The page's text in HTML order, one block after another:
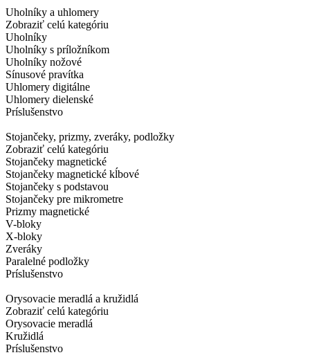
Uholníky a uhlomery
Zobraziť celú kategóriu
Uholníky
Uholníky s príložníkom
Uholníky nožové
Sínusové pravítka
Uhlomery digitálne
Uhlomery dielenské
Príslušenstvo
Stojančeky, prizmy, zveráky, podložky
Zobraziť celú kategóriu
Stojančeky magnetické
Stojančeky magnetické kĺbové
Stojančeky s podstavou
Stojančeky pre mikrometre
Prizmy magnetické
V-bloky
X-bloky
Zveráky
Paralelné podložky
Príslušenstvo
Orysovacie meradlá a kružidlá
Zobraziť celú kategóriu
Orysovacie meradlá
Kružidlá
Príslušenstvo